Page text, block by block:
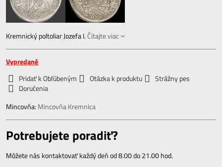
Kremnický poltoliar Jozefa I. Čítajte viac
Vypredané
Pridať k Obľúbeným
Otázka k produktu
Strážny pes
Doručenia
Mincovňa: Mincovňa Kremnica
Potrebujete poradiť?
Môžete nás kontaktovať každý deň od 8.00 do 21.00 hod.